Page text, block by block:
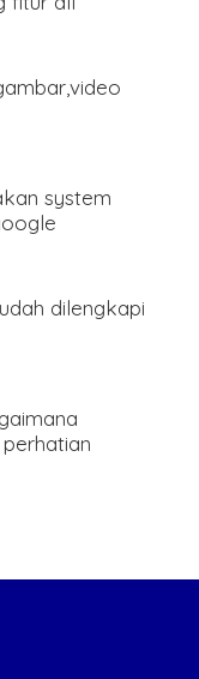
system
dilengkapi